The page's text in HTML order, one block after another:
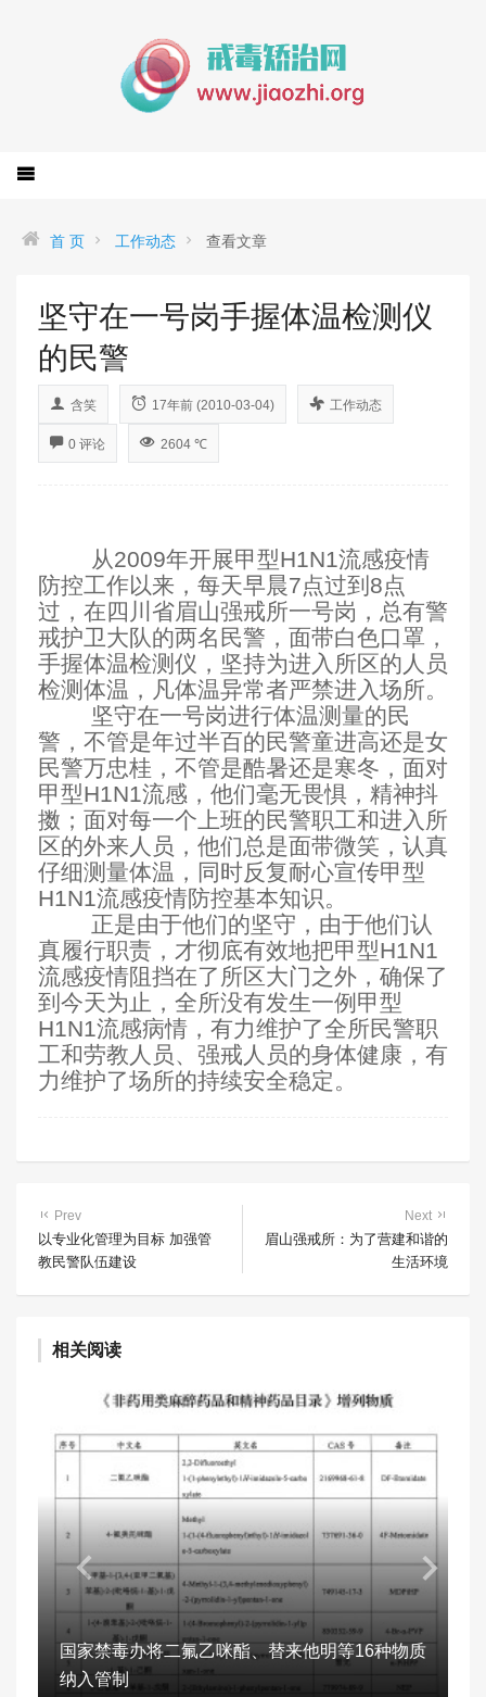
首 页 工作动态 查看文章
坚守在一号岗手握体温检测仪
的民警
含笑 17年前 (2010-03-04) 工作动态
0 评论 2604 ℃
从2009年开展甲型H1N1流感疫情
防控工作以来，每天早晨7点过到8点
过，在四川省眉山强戒所一号岗，总有警
戒护卫大队的两名民警，面带白色口罩，
手握体温检测仪，坚持为进入所区的人员
检测体温，凡体温异常者严禁进入场所。
坚守在一号岗进行体温测量的民
警，不管是年过半百的民警童进高还是女
民警万忠桂，不管是酷暑还是寒冬，面对
甲型H1N1流感，他们毫无畏惧，精神抖
擞；面对每一个上班的民警职工和进入所
区的外来人员，他们总是面带微笑，认真
仔细测量体温，同时反复耐心宣传甲型
H1N1流感疫情防控基本知识。
正是由于他们的坚守，由于他们认
真履行职责，才彻底有效地把甲型H1N1
流感疫情阻挡在了所区大门之外，确保了
到今天为止，全所没有发生一例甲型
H1N1流感病情，有力维护了全所民警职
工和劳教人员、强戒人员的身体健康，有
力维护了场所的持续安全稳定。
Prev
以专业化管理为目标 加强管
教民警队伍建设
Next
眉山强戒所：为了营建和谐的
生活环境
相关阅读
国家禁毒办将二氟乙咪酯、替来他明等16种物质
纳入管制